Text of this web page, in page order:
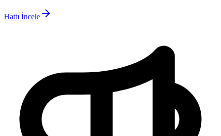
Hattı İncele